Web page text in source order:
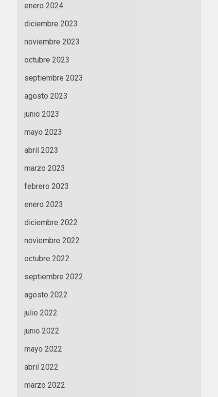
enero 2024
diciembre 2023
noviembre 2023
octubre 2023
septiembre 2023
agosto 2023
junio 2023
mayo 2023
abril 2023
marzo 2023
febrero 2023
enero 2023
diciembre 2022
noviembre 2022
octubre 2022
septiembre 2022
agosto 2022
julio 2022
junio 2022
mayo 2022
abril 2022
marzo 2022